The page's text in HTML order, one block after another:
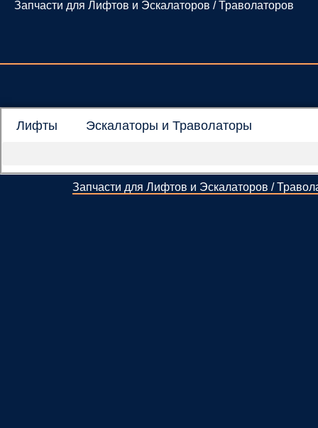
Перейти
Запчасти для Лифтов и Эскалаторов / Траволаторов
Лифты Эскалаторы и Траволаторы
Запчасти для Лифтов и Эскалаторов /